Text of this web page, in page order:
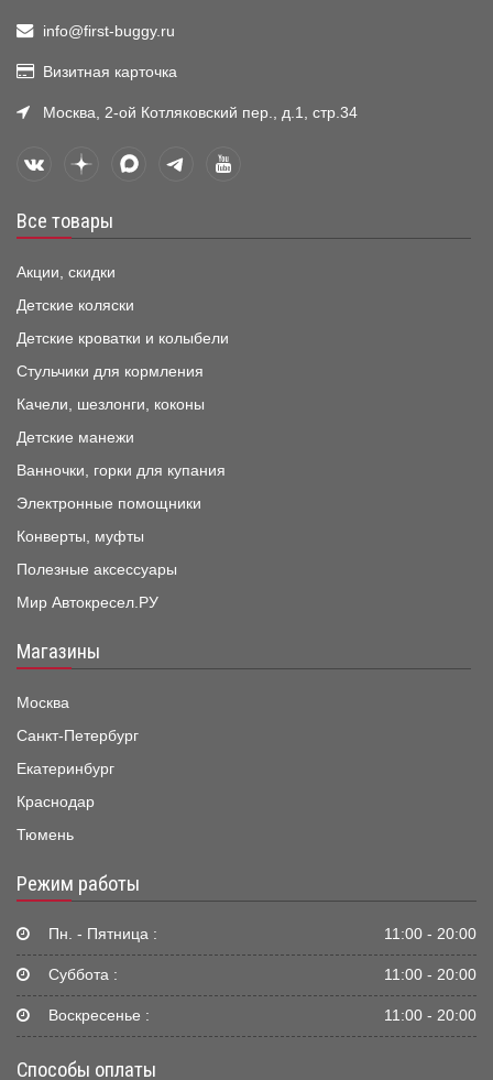
info@first-buggy.ru
Визитная карточка
Москва, 2-ой Котляковский пер., д.1, стр.34
Все товары
Акции, скидки
Детские коляски
Детские кроватки и колыбели
Стульчики для кормления
Качели, шезлонги, коконы
Детские манежи
Ванночки, горки для купания
Электронные помощники
Конверты, муфты
Полезные аксессуары
Мир Автокресел.РУ
Магазины
Москва
Санкт-Петербург
Екатеринбург
Краснодар
Тюмень
Режим работы
Пн. - Пятница : 11:00 - 20:00
Суббота : 11:00 - 20:00
Воскресенье : 11:00 - 20:00
Способы оплаты